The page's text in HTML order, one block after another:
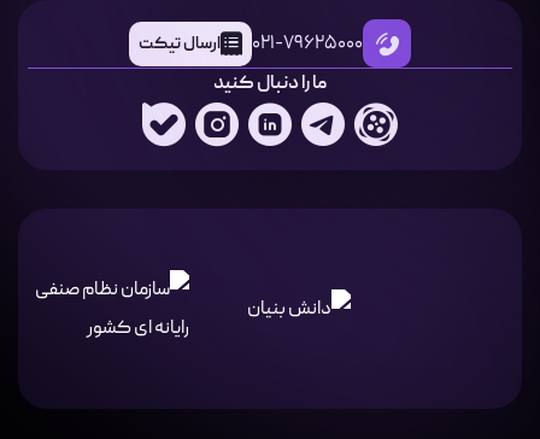
021-79625000 ارسال تیکت
ما را دنبال کنید